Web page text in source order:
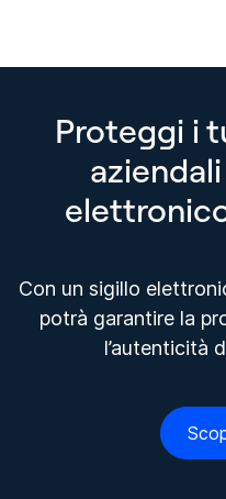
Proteggi i
Con un sigillo
potrà garantire la
l’autenticità